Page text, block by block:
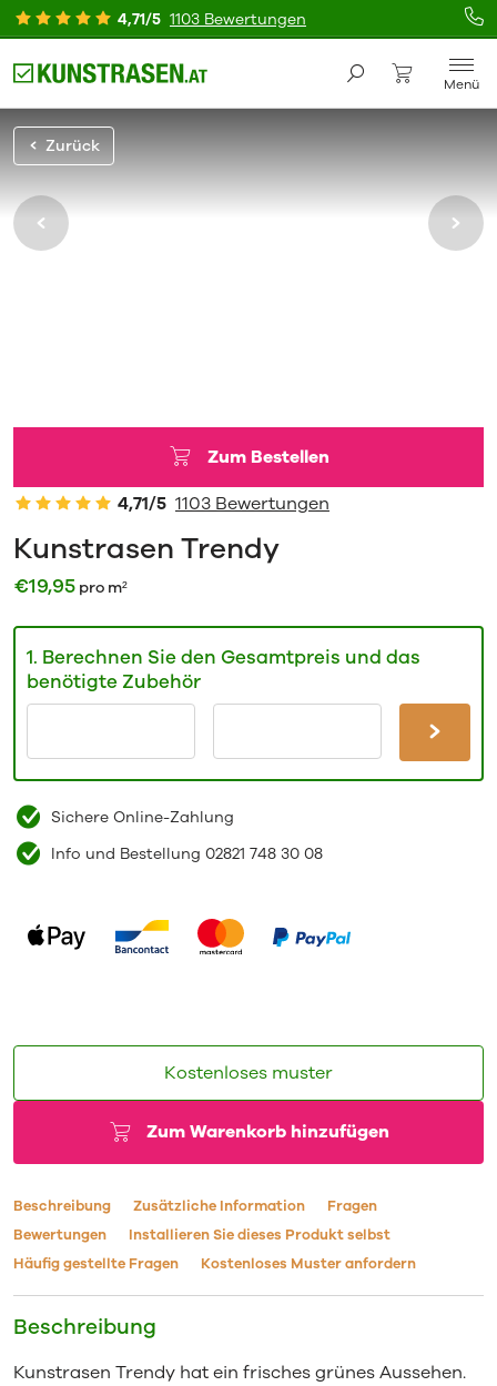
4,71/5 1103 Bewertungen
Menü
Zurück
Zum Bestellen
4,71/5 1103 Bewertungen
Kunstrasen Trendy
€19,95pro m²
Sichere Online-Zahlung
Info und Bestellung 02821 748 30 08
Kostenloses muster
1. Berechnen Sie den Gesamtpreis und das
benötigte Zubehör
Zum Warenkorb hinzufügen
Beschreibung Zusätzliche Information
Fragen
Bewertungen
Installieren Sie dieses Produkt selbst
Häufig gestellte Fragen
Kostenloses Muster anfordern
Beschreibung
Kunstrasen Trendy hat ein frisches grünes Aussehen.